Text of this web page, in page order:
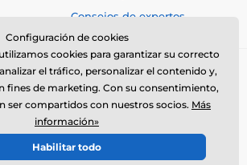
Consejos de expertos
collares.es ⦁ Tienda electrónica creada por
SIMPLIA.cz
Configuración de cookies
cookies para garantizar su correcto
el tráfico, personalizar el contenido y,
fines de marketing. Con su consentimiento,
ser compartidos con nuestros socios. Más
información»
Habilitar todo